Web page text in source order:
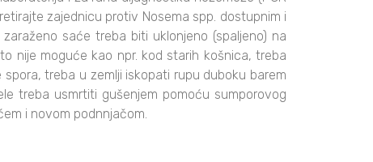
zajednicu protiv Nosema spp. dostupnim i
saće treba biti uklonjeno (spaljeno) na
nije moguće kao npr. kod starih košnica, treba
treba u zemlji iskopati rupu duboku barem
treba usmrtiti gušenjem pomoću sumporovog
i novom podnnjačom.